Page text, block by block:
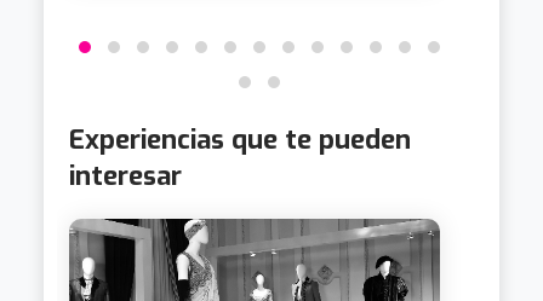
Experiencias que te pueden
interesar